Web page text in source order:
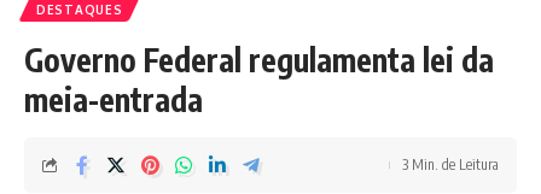
DESTAQUES
Governo Federal regulamenta lei da
meia-entrada
3 Min. de Leitura